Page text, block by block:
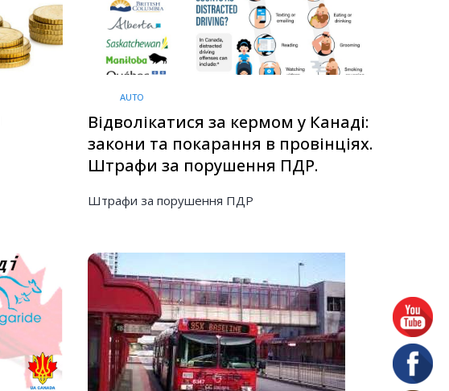
AUTO
Відволікатися за кермом у Канаді:
закони та покарання в провінціях.
Штрафи за порушення ПДР.
Штрафи за порушення ПДР